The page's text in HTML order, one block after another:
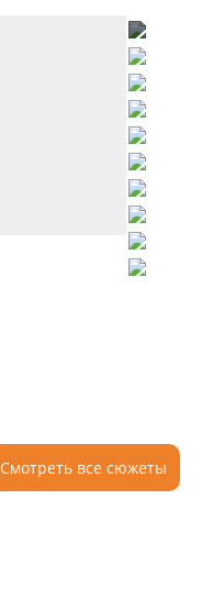
Смотреть все сюжеты